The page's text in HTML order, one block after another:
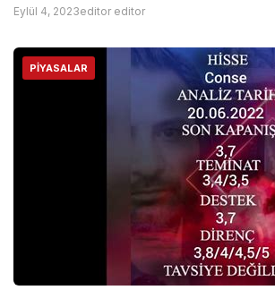
Eylül 4, 2023editor editor
PIYASALAR